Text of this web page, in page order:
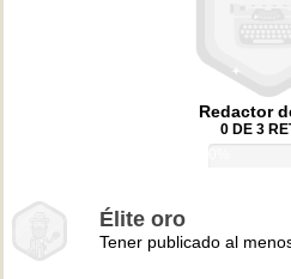
Redactor
0 DE 3
Élite oro
Tener publicado al